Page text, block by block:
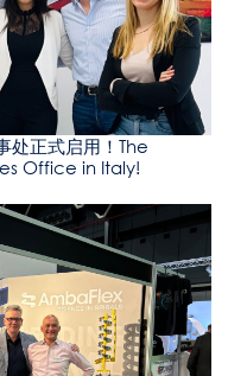
处正式启用！The
Office in Italy!